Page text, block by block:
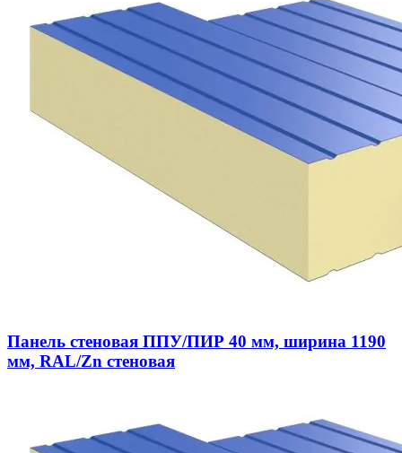
Панель стеновая ППУ/ПИР 40 мм, ширина 1190
мм, RAL/Zn стеновая